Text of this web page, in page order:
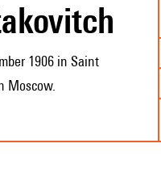
1906 in Saint
Moscow.